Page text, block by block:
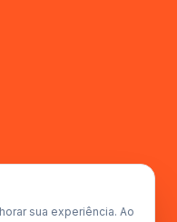
sua experiência. Ao